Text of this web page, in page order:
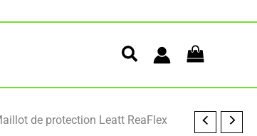
de protection Leatt ReaFlex